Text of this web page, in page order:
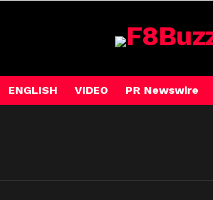
ENGLISH VIDEO PR Newswire